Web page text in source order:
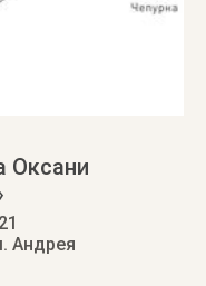
Оксани
Андрея